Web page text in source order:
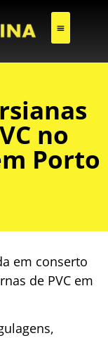
no
Porto
em conserto
de PVC em